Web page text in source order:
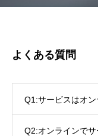
よくある質問
Q1:サービスはオ
Q2:オンラインで